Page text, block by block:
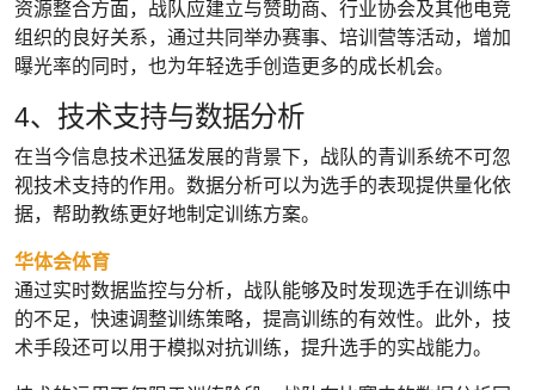
资源整合方面，战队应建立与赞助商、行业协会及其他电竞
组织的良好关系，通过共同举办赛事、培训营等活动，增加
曝光率的同时，也为年轻选手创造更多的成长机会。
4、技术支持与数据分析
在当今信息技术迅猛发展的背景下，战队的青训系统不可忽
视技术支持的作用。数据分析可以为选手的表现提供量化依
据，帮助教练更好地制定训练方案。
华体会体育
通过实时数据监控与分析，战队能够及时发现选手在训练中
的不足，快速调整训练策略，提高训练的有效性。此外，技
术手段还可以用于模拟对抗训练，提升选手的实战能力。